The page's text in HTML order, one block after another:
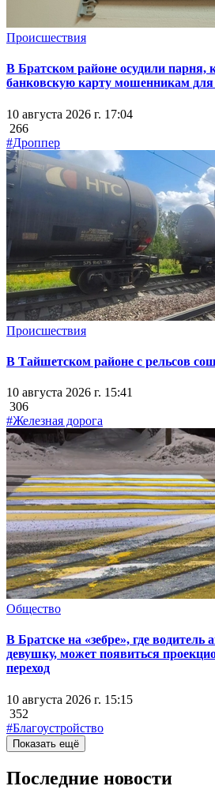
Происшествия
В Братском районе осудили парня,
банковскую карту мошенникам
10 августа 2026 г. 17:04
266
#Дроппер
Происшествия
В Тайшетском районе с рельсов
10 августа 2026 г. 15:41
306
#Железная дорога
Общество
В Братске на «зебре», где водитель
девушку, может появиться
переход
10 августа 2026 г. 15:15
352
#Благоустройство
Показать ещё
Последние новости